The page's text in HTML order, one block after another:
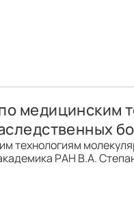
медицинским
технологиям
РАН В.А.